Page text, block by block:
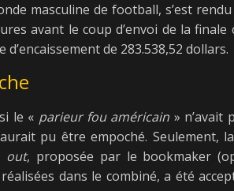
masculine de football, s’est
avant le coup d’envoi de la finale
de 283.538,52 dollars.
le « parieur fou américain » n’avait
pu être empoché. Seulement,
out, proposée par le bookmaker
dans le combiné, a été